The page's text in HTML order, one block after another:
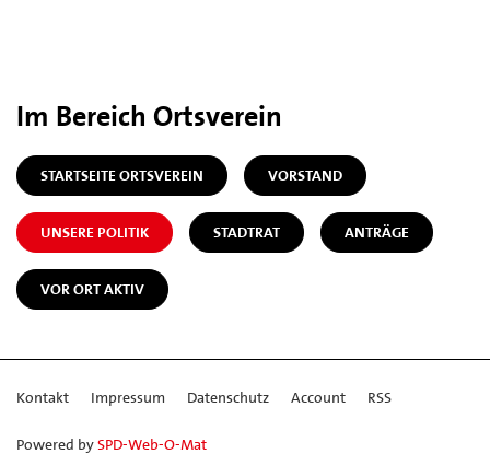
Im Bereich Ortsverein
STARTSEITE ORTSVEREIN VORSTAND
UNSERE POLITIK STADTRAT ANTRÄGE
VOR ORT AKTIV
Kontakt Impressum Datenschutz Account RSS
Powered bySPD-Web-O-Mat